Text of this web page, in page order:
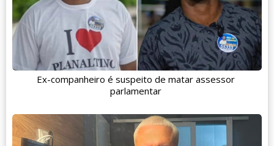
Ex-companheiro é suspeito de matar assessor
parlamentar